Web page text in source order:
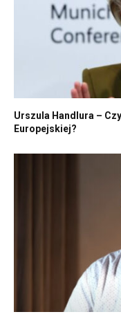
Urszula Handlura –
Europejskiej?